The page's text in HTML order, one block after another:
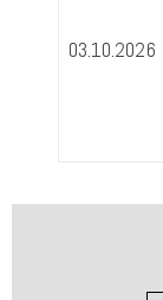
03.10.2026